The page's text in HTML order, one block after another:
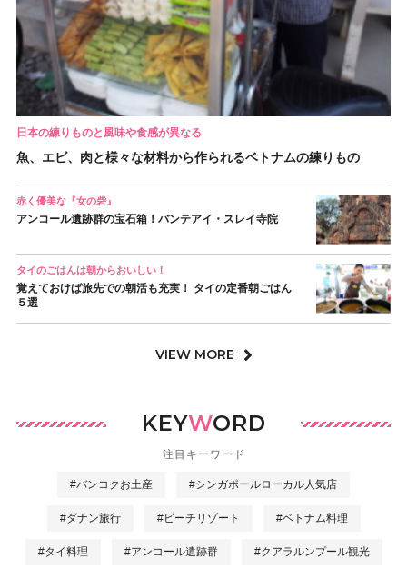
日本の練りものと風味や食感が異なる
魚、エビ、肉と様々な材料から作られるベトナムの練りもの
赤く優美な『女の砦』
アンコール遺跡群の宝石箱！バンテアイ・スレイ寺院
タイのごはんは朝からおいしい！
覚えておけば旅先での朝活も充実！ タイの定番朝ごはん
５選
VIEW MORE
KEYWORD
注目キーワード
#バンコクお土産 #シンガポールローカル人気店
#ダナン旅行 #ビーチリゾート #ベトナム料理
#タイ料理 #アンコール遺跡群 #クアラルンプール観光